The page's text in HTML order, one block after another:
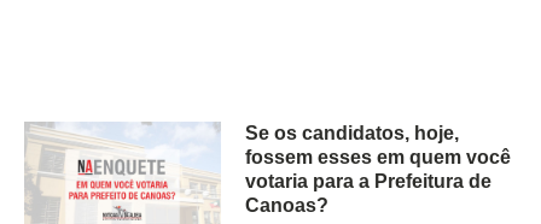
Se os candidatos, hoje,
fossem esses em quem você
votaria para a Prefeitura de
Canoas?